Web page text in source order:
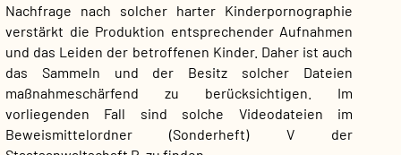
Nachfrage nach solcher harter Kinderpornographie
verstärkt die Produktion entsprechender Aufnahmen
und das Leiden der betroffenen Kinder. Daher ist auch
das Sammeln und der Besitz solcher Dateien
maßnahmeschärfend zu berücksichtigen. Im
vorliegenden Fall sind solche Videodateien im
Beweismittelordner (Sonderheft) V der